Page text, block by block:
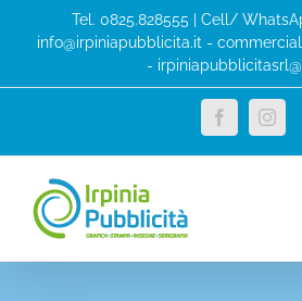
Tel. 0825.828555 | Cell/
info@irpiniapubblicita.it -
-
Facebook